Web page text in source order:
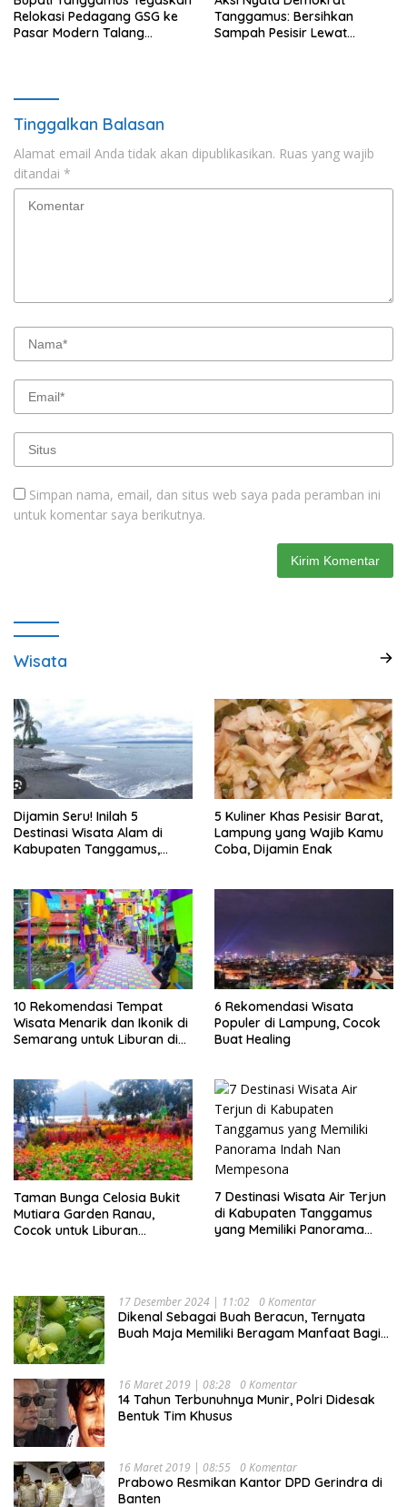
Relokasi Pedagang GSG ke
Pasar Modern Talang
Tanggamus: Bersihkan
Sampah Pesisir Lewat
Tinggalkan Balasan
Alamat email Anda tidak akan dipublikasikan. Ruas yang wajib
ditandai *
Simpan nama, email, dan situs web saya pada peramban ini
untuk komentar saya berikutnya.
Wisata
Dijamin Seru! Inilah 5
Destinasi Wisata Alam di
Kabupaten Tanggamus,
5 Kuliner Khas Pesisir Barat,
Lampung yang Wajib Kamu
Coba, Dijamin Enak
10 Rekomendasi Tempat
Wisata Menarik dan Ikonik di
Semarang untuk Liburan di
6 Rekomendasi Wisata
Populer di Lampung, Cocok
Buat Healing
Taman Bunga Celosia Bukit
Mutiara Garden Ranau,
Cocok untuk Liburan
7 Destinasi Wisata Air Terjun
di Kabupaten Tanggamus
yang Memiliki Panorama
17 Desember 2024 | 11:02 0 Komentar
Dikenal Sebagai Buah Beracun, Ternyata
Buah Maja Memiliki Beragam Manfaat Bagi
16 Maret 2019 | 08:28 0 Komentar
14 Tahun Terbunuhnya Munir, Polri Didesak
Bentuk Tim Khusus
16 Maret 2019 | 08:55 0 Komentar
Prabowo Resmikan Kantor DPD Gerindra di
Banten